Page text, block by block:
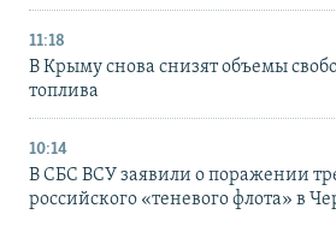
11:18
В Крыму снова снизят объемы
топлива
10:14
В СБС ВСУ заявили о поражении
российского «теневого флота» в